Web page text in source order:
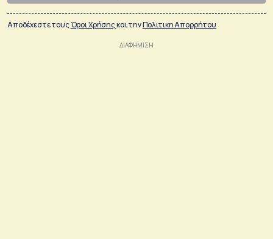
Αποδέχεστε τουςΌροι Χρήσηςκαι τηνΠολιτικη Απορρήτου